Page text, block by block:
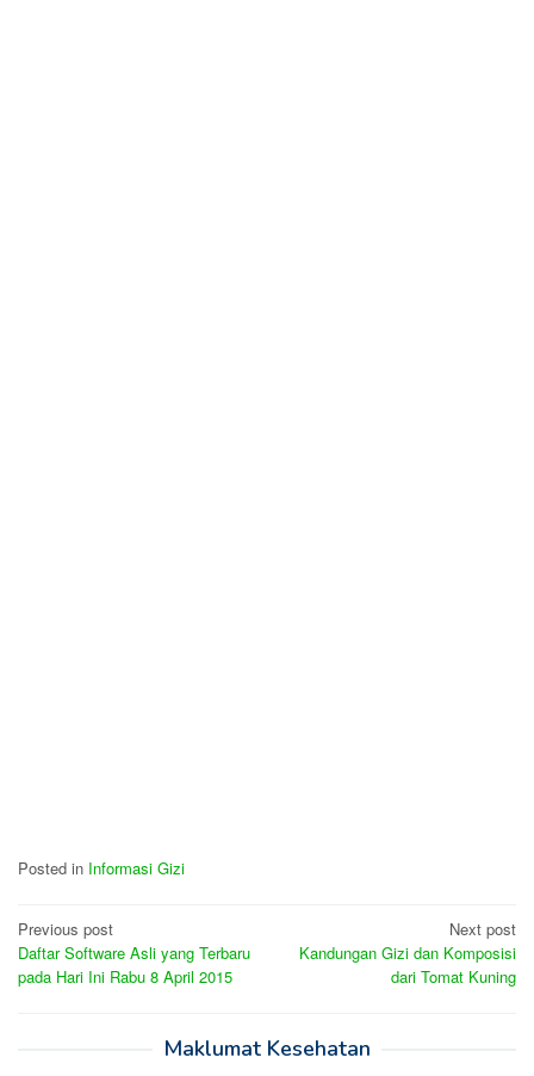
Posted in Informasi Gizi
Post
navigation
Previous post
Daftar Software Asli yang Terbaru
pada Hari Ini Rabu 8 April 2015
Next post
Kandungan Gizi dan Komposisi
dari Tomat Kuning
Maklumat Kesehatan